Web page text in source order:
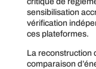
sensibilisation
vérification
ces plateformes.
La reconstruction
comparaison